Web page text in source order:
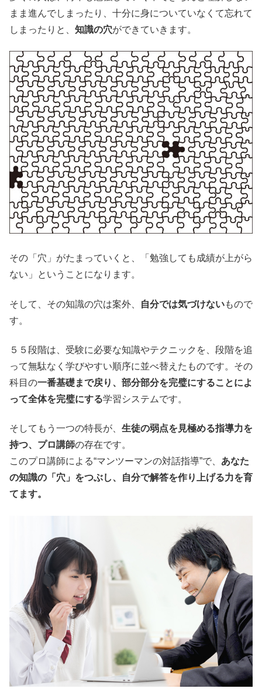
まま進んでしまったり、十分に身についていなくて忘れて
しまったりと、 知識の穴ができていきます。
その「穴」がたまっていくと、「勉強しても成績が上がら
ない」ということになります。
そして、その知識の穴は案外、 自分では気づけないもので
す。
５５段階は、受験に必要な知識やテクニックを、段階を追
って無駄なく学びやすい順序に並べ替えたものです。その
科目の一番基礎まで戻り、部分部分を完璧にすることによ
って全体を完璧にする学習システムです。
そしてもう一つの特長が、 生徒の弱点を見極める指導力を
持つ、プロ講師の存在です。
このプロ講師による“マンツーマンの対話指導”で、 あなた
の知識の「穴」をつぶし、自分で解答を作り上げる力を育
てます。